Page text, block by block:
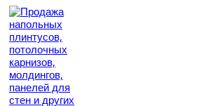
Перейти
содержимому